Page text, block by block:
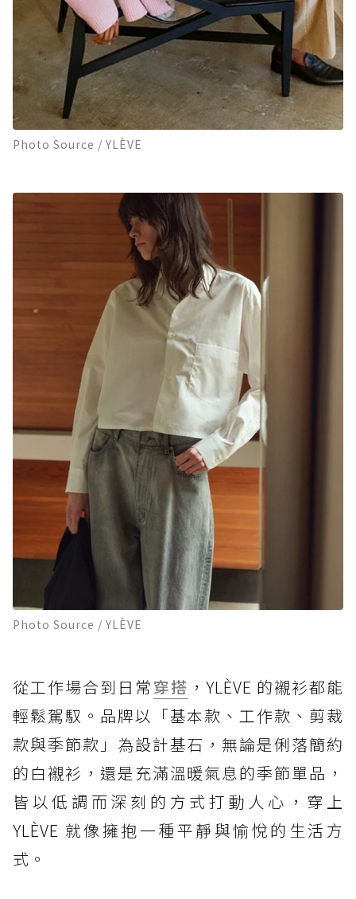
Photo Source / YLÈVE
Photo Source / YLÈVE
從工作場合到日常穿搭 ，YLÈVE 的襯衫都能
輕鬆駕馭。品牌以「基本款、工作款、剪裁
款與季節款」為設計基石，無論是俐落簡約
的白襯衫，還是充滿溫暖氣息的季節單品，
皆以低調而深刻的方式打動人心，穿上
YLÈVE 就像擁抱一種平靜與愉悅的生活方
式。